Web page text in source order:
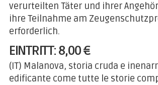
verurteilten Täter und ihrer
ihre Teilnahme am
erforderlich.
EINTRITT: 8,00 €
(IT) Malanova, storia cruda e
edificante come tutte le storie